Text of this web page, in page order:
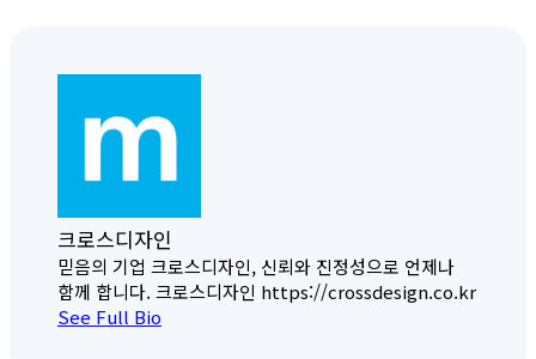
크로스디자인
믿음의 기업 크로스디자인, 신뢰와 진정성으로 언제나
함께 합니다. 크로스디자인 https://crossdesign.co.kr
See Full Bio